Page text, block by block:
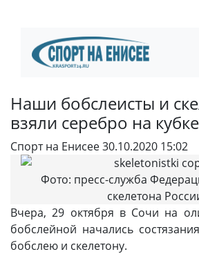
Наши бобслеисты и
взяли серебро на
Спорт на Енисее30.10.2020 15:02
Фото: пресс-служба
скелетона
Вчера, 29 октября в Сочи на
бобслейной начались
бобслею и скелетону.